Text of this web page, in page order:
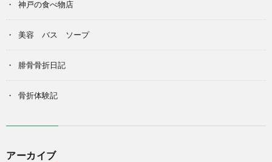
神戸の食べ物店
美容 バス ソープ
腓骨骨折日記
骨折体験記
アーカイブ